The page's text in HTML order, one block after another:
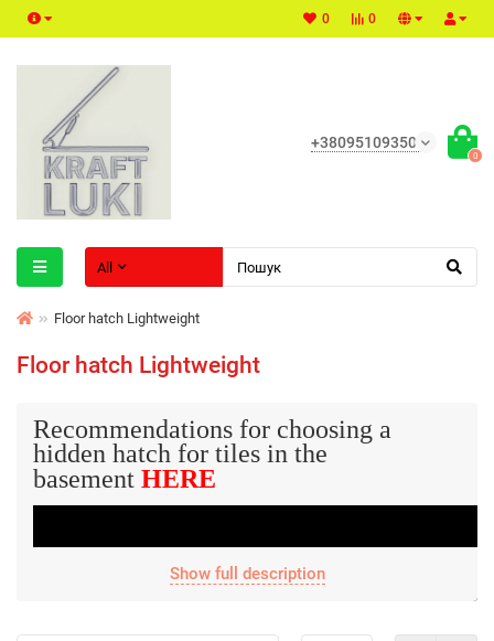
0
0
+380951093500
0
All
Floor hatch Lightweight
Floor hatch Lightweight
Recommendations for choosing a
hidden hatch for tiles in the
basement HERE
Show full description